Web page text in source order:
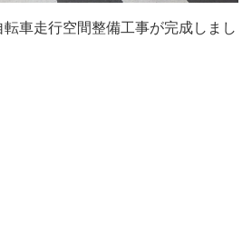
車走行空間整備工事が完成しまし